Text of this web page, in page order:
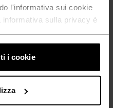
l'informativa sui cookie
sulla privacy è
i cookie
TEMPERATURA
funzionale e
tecnica con